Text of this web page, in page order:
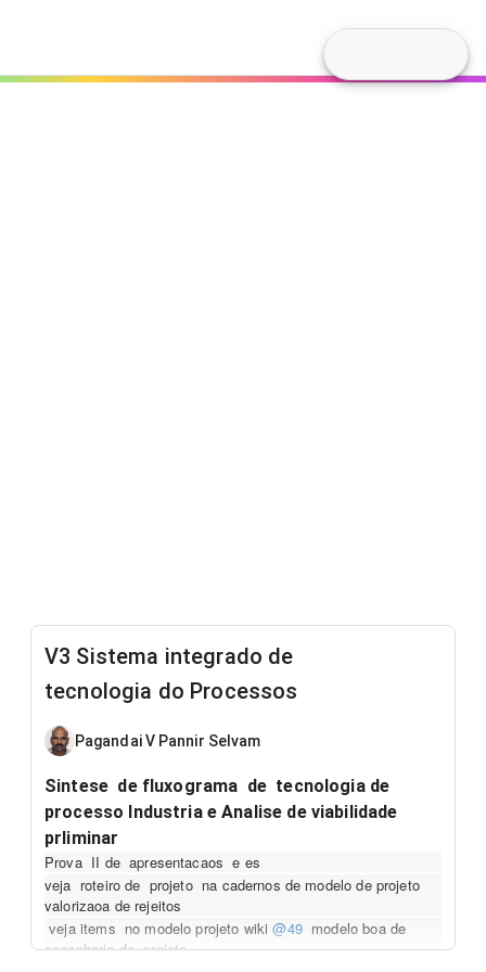
V3 Sistema integrado de
tecnologia do Processos
Pagandai V Pannir Selvam
Sintese de fluxograma de tecnologia de
processo Industria e Analise de viabilidade
prliminar
Prova II de apresentacaos e es
veja roteiro de projeto na cadernos de modelo de projeto
valorizaoa de rejeitos
veja items no modelo projeto wiki@49modelo boa de
engenharia de projeto